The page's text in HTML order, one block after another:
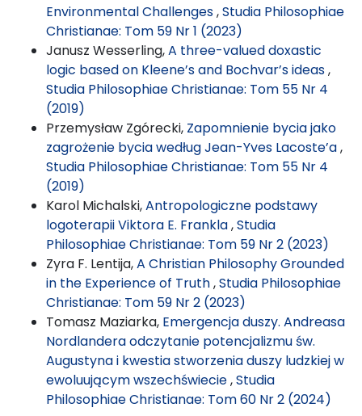
Environmental Challenges,Studia Philosophiae
Christianae: Tom 59 Nr 1 (2023)
Janusz Wesserling,A three-valued doxastic
logic based on Kleene’s and Bochvar’s ideas,
Studia Philosophiae Christianae: Tom 55 Nr 4
(2019)
Przemysław Zgórecki, Zapomnienie bycia jako
zagrożenie bycia według Jean-Yves Lacoste’a,
Studia Philosophiae Christianae: Tom 55 Nr 4
(2019)
Karol Michalski,Antropologiczne podstawy
logoterapii Viktora E. Frankla,Studia
Philosophiae Christianae: Tom 59 Nr 2 (2023)
Zyra F. Lentija,A Christian Philosophy Grounded
in the Experience of Truth,Studia Philosophiae
Christianae: Tom 59 Nr 2 (2023)
Tomasz Maziarka, Emergencja duszy. Andreasa
Nordlandera odczytanie potencjalizmu św.
Augustyna i kwestia stworzenia duszy ludzkiej w
ewoluującym wszechświecie,Studia
Philosophiae Christianae: Tom 60 Nr 2 (2024)